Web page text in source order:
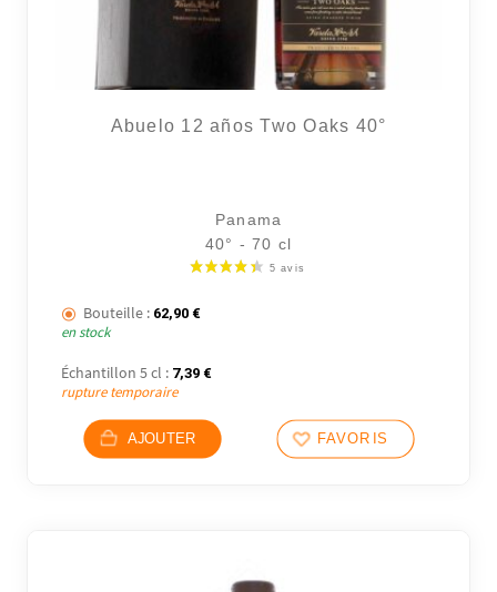
Abuelo 12 años Two Oaks 40°
Panama
40° - 70 cl
Bouteille : 62,90 €
en stock
Échantillon 5 cl : 7,39 €
rupture temporaire
AJOUTER FAVORIS